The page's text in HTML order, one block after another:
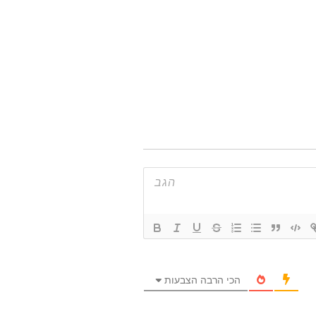
הכי הרבה הצבעות